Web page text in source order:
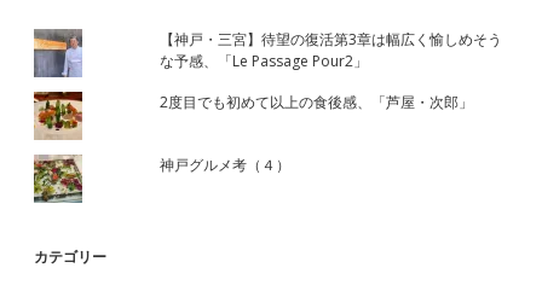
【神戸・三宮】待望の復活第3章は幅広く愉しめそう
な予感、「Le Passage Pour2」
2度目でも初めて以上の食後感、「芦屋・次郎」
神戸グルメ考（４）
カテゴリー